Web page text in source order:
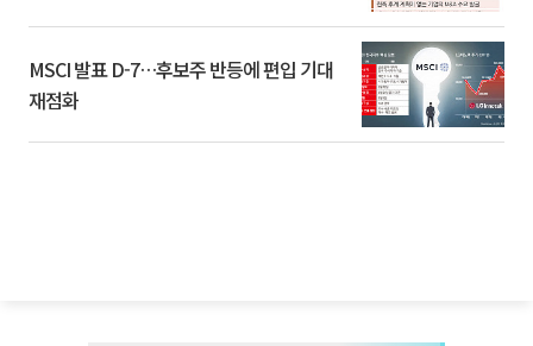
MSCI 발표 D-7…후보주 반등에 편입 기대
재점화